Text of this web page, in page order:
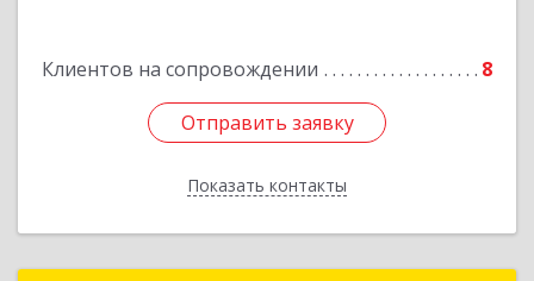
Клиентов на сопровождении 8
Отправить заявку
Показать контакты
Подробнее
Отправить заявку
Назад